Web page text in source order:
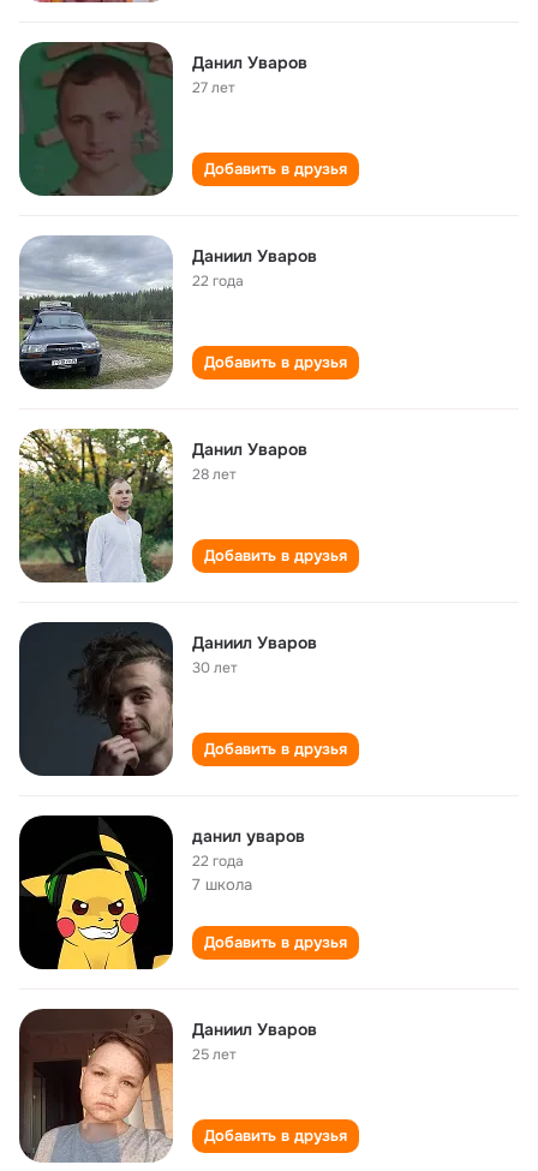
Данил Уваров
27 лет
Добавить в друзья
Даниил Уваров
22 года
Добавить в друзья
Данил Уваров
28 лет
Добавить в друзья
Даниил Уваров
30 лет
Добавить в друзья
данил уваров
22 года
7 школа
Добавить в друзья
Даниил Уваров
25 лет
Добавить в друзья